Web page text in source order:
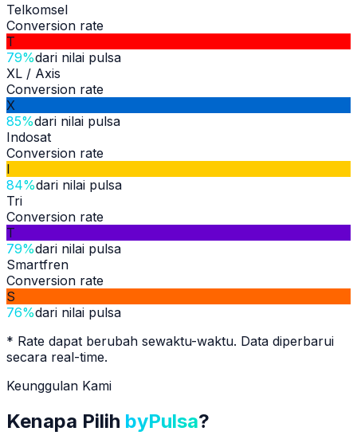
Telkomsel
Conversion rate
T
79%dari nilai pulsa
XL / Axis
Conversion rate
X
85%dari nilai pulsa
Indosat
Conversion rate
I
84%dari nilai pulsa
Tri
Conversion rate
T
79%dari nilai pulsa
Smartfren
Conversion rate
S
76%dari nilai pulsa
* Rate dapat berubah sewaktu-waktu. Data diperbarui
secara real-time.
Keunggulan Kami
Kenapa Pilih byPulsa?